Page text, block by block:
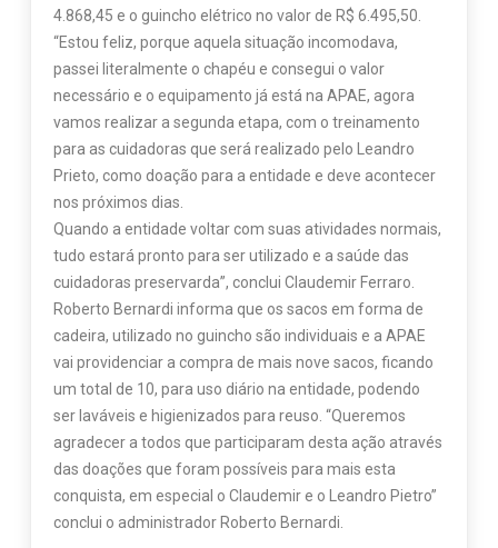
4.868,45 e o guincho elétrico no valor de R$ 6.495,50.
“Estou feliz, porque aquela situação incomodava,
passei literalmente o chapéu e consegui o valor
necessário e o equipamento já está na APAE, agora
vamos realizar a segunda etapa, com o treinamento
para as cuidadoras que será realizado pelo Leandro
Prieto, como doação para a entidade e deve acontecer
nos próximos dias.
Quando a entidade voltar com suas atividades normais,
tudo estará pronto para ser utilizado e a saúde das
cuidadoras preservarda”, conclui Claudemir Ferraro.
Roberto Bernardi informa que os sacos em forma de
cadeira, utilizado no guincho são individuais e a APAE
vai providenciar a compra de mais nove sacos, ficando
um total de 10, para uso diário na entidade, podendo
ser laváveis e higienizados para reuso. “Queremos
agradecer a todos que participaram desta ação através
das doações que foram possíveis para mais esta
conquista, em especial o Claudemir e o Leandro Pietro”
conclui o administrador Roberto Bernardi.